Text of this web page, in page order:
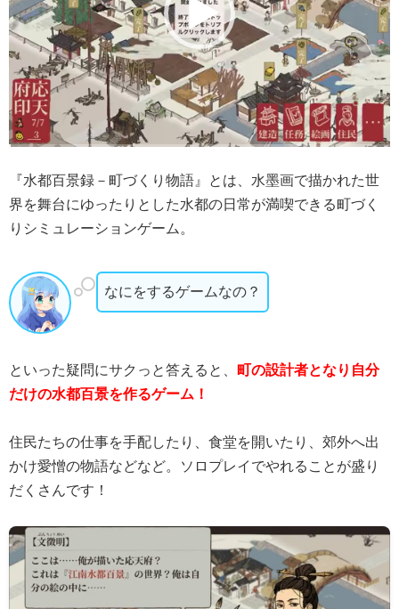
ヤ
ー
『水都百景録－町づくり物語』とは、水墨画で描かれた世
界を舞台にゆったりとした水都の日常が満喫できる町づく
りシミュレーションゲーム。
なにをするゲームなの？
といった疑問にサクっと答えると、 町の設計者となり自分
だけの水都百景を作るゲーム！
住民たちの仕事を手配したり、食堂を開いたり、郊外へ出
かけ愛憎の物語などなど。ソロプレイでやれることが盛り
だくさんです！